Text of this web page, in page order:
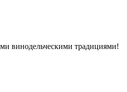
винодельческими традициями!